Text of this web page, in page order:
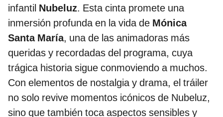
infantil Nubeluz. Esta cinta promete una
inmersión profunda en la vida de Mónica
Santa María, una de las animadoras más
queridas y recordadas del programa, cuya
trágica historia sigue conmoviendo a muchos.
Con elementos de nostalgia y drama, el tráiler
no solo revive momentos icónicos de Nubeluz,
sino que también toca aspectos sensibles y